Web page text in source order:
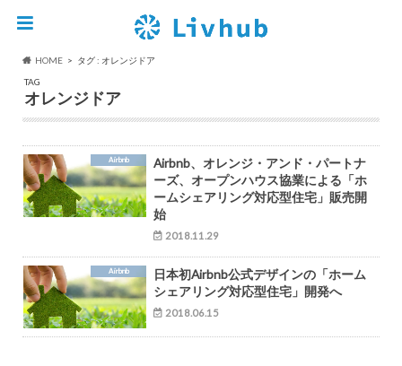
HOME
タグ : オレンジドア
TAG
オレンジドア
Airbnb
Airbnb、オレンジ・アンド・パートナ
ーズ、オープンハウス協業による「ホ
ームシェアリング対応型住宅」販売開
始
2018.11.29
Airbnb
日本初Airbnb公式デザインの「ホーム
シェアリング対応型住宅」開発へ
2018.06.15